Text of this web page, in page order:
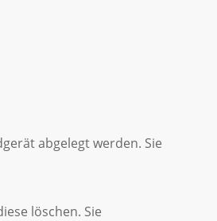
abgelegt werden. Sie
löschen. Sie